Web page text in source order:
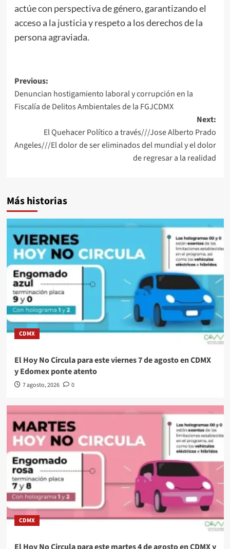
actúe con perspectiva de género, garantizando el
acceso a la justicia y respeto a los derechos de la
persona agraviada.
Post
navigation
Previous:
Denuncian hostigamiento laboral y corrupción en la
Fiscalía de Delitos Ambientales de la FGJCDMX
Next:
El Quehacer Político a través///Jose Alberto Prado
Angeles///El dolor de ser eliminados del mundial y el dolor
de regresar a la realidad
Más historias
CDMX
El Hoy No Circula para este viernes 7 de agosto en CDMX
y Edomex ponte atento
7 agosto, 2026 0
CDMX